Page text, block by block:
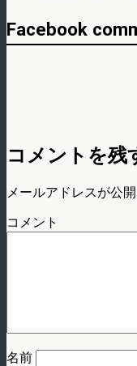
Facebook
コメントを残
メールアドレスが公
コメント
名前